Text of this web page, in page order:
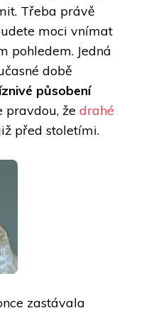
Třeba právě
moci vnímat
pohledem. Jedná
době
působení
pravdou, že drahé
před stoletími.
zastávala